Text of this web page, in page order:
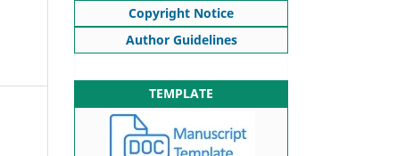
Copyright Notice
Author Guidelines
TEMPLATE